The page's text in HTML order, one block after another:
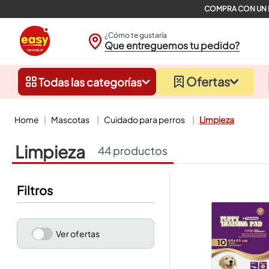
¿Cómo te gustaría
Que entreguemos tu pedido?
Todas las categorías Ofertas
mascotas cuidado para perros limpieza
limpieza 44productos
Filtros